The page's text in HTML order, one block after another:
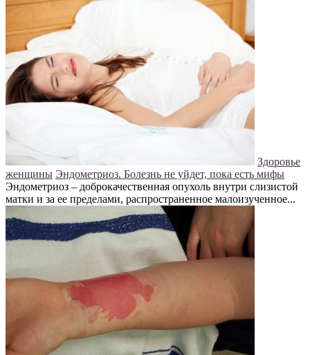
Здоровье
женщины Эндометриоз. Болезнь не уйдет, пока есть мифы
Эндометриоз – доброкачественная опухоль внутри слизистой
матки и за ее пределами, распространенное малоизученное...